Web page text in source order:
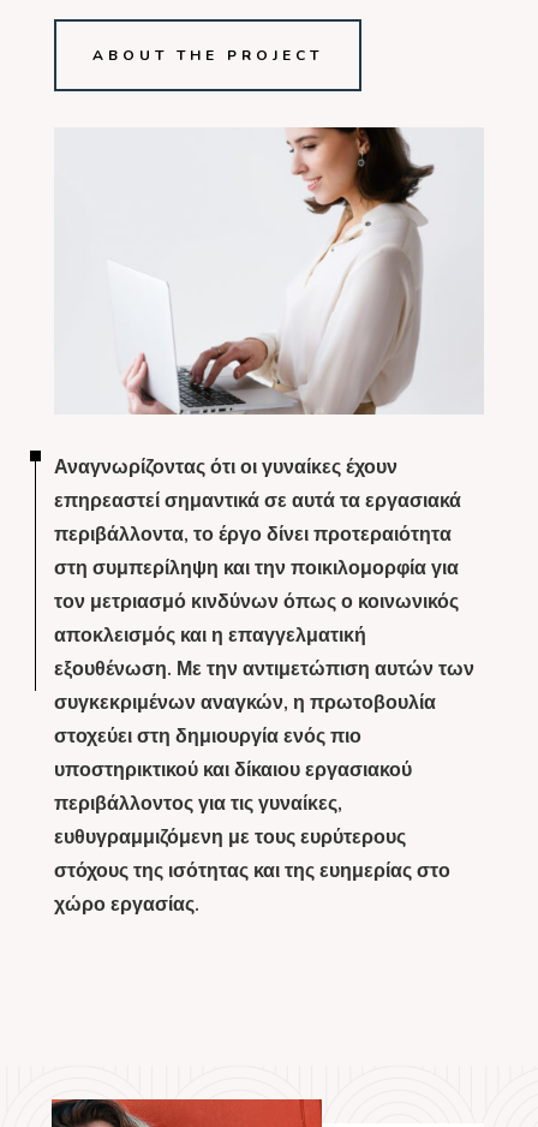
ABOUT THE PROJECT
Αναγνωρίζοντας ότι οι γυναίκες έχουν
επηρεαστεί σημαντικά σε αυτά τα εργασιακά
περιβάλλοντα, το έργο δίνει προτεραιότητα
στη συμπερίληψη και την ποικιλομορφία για
τον μετριασμό κινδύνων όπως ο κοινωνικός
αποκλεισμός και η επαγγελματική
εξουθένωση. Με την αντιμετώπιση αυτών των
συγκεκριμένων αναγκών, η πρωτοβουλία
στοχεύει στη δημιουργία ενός πιο
υποστηρικτικού και δίκαιου εργασιακού
περιβάλλοντος για τις γυναίκες,
ευθυγραμμιζόμενη με τους ευρύτερους
στόχους της ισότητας και της ευημερίας στο
χώρο εργασίας.